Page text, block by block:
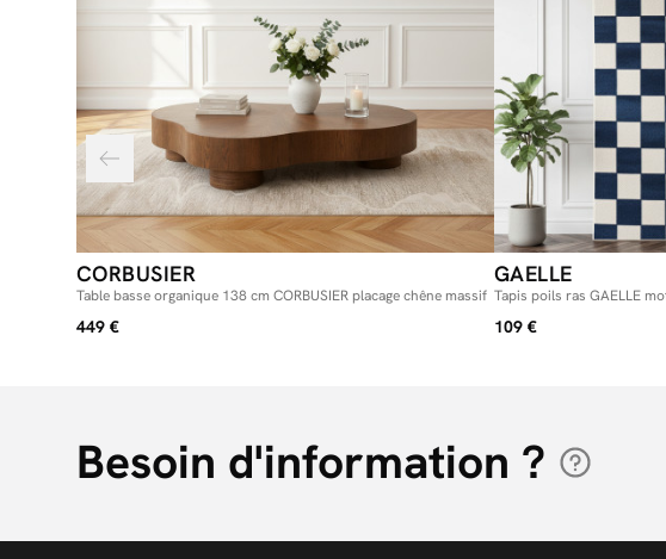
CORBUSIER
Table basse organique 138 cm CORBUSIER placage chêne massif
449 €
GAELLE
Tapis poils ras GAELLE
109 €
Besoin d'information ?